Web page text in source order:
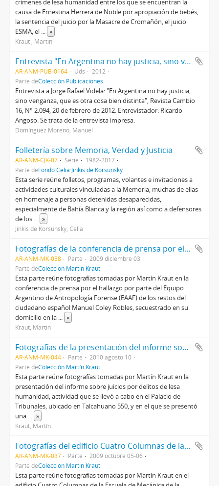
crímenes de lesa humanidad entre los que se encuentran la
causa de Ernestina Herrera de Noble por apropiación de bebés,
la sentencia del juicio por la Masacre de Cromañón, el juicio
ESMA, el ... »
Kraut , Martín
Entrevista "En Argentina no hay justicia, sino venganza, que es otra cosa bien distinta" a Jorge Rafael Videla, Revista Cambio 16, N° 2.094
AR-ANM-PUB-0164 Uds
2012
Parte deColección Publicaciones
Entrevista a Jorge Rafael Videla: "En Argentina no hay justicia,
sino venganza, que es otra cosa bien distinta", Revista Cambio
16, N° 2.094, 20 de febrero de 2012. Entrevistador: Ricardo
Angoso. Se trata de la entrevista impresa.
Domínguez Moreno, Manuel
Folletería sobre Memoria, Verdad y Justicia
AR-ANM-CJK-07 Serie
1982-2017
Parte deFondo Celia Jinkis de Korsunsky
Esta serie reúne folletos, programas, volantes e invitaciones a
actividades culturales vinculadas a la Memoria, muchas de ellas
en homenaje a personas detenidas desaparecidas,
especialmente de Bahía Blanca y la región así como a defensores
de los ... »
Jinkis de Korsunsky, Celia
Fotografías de la conferencia de prensa por el hallazgo de los restos de Manuel Coley Robles
AR-ANM-MK-038 Parte
2009 diciembre 03
Parte deColección Martín Kraut
Esta parte reúne fotografías tomadas por Martín Kraut en la
conferencia de prensa por el hallazgo por parte del Equipo
Argentino de Antropología Forense (EAAF) de los restos del
ciudadano español Manuel Coley Robles, secuestrado en su
domicilio en la ... »
Kraut, Martín
Fotografías de la presentación del informe sobre juicios de lesa humanidad
AR-ANM-MK-044 Parte
2010 agosto 10
Parte deColección Martín Kraut
Esta parte reúne fotografías tomadas por Martín Kraut en la
presentación del informe sobre juicios por delitos de lesa
humanidad, actividad que se llevó a cabo en el Palacio de
Tribunales, ubicado en Talcahuano 550, y en el que se presentó
una ... »
Kraut, Martín
Fotografías del edificio Cuatro Columnas de la Escuela de Mecánica de la Armada
AR-ANM-MK-037 Parte
2009 octubre 05-06
Parte deColección Martín Kraut
Esta parte reúne fotografías tomadas por Martín Kraut en el